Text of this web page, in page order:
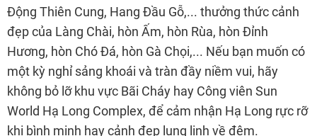
Động Thiên Cung, Hang Đầu Gỗ,... thưởng thức cảnh
đẹp của Làng Chài, hòn Ấm, hòn Rùa, hòn Đỉnh
Hương, hòn Chó Đá, hòn Gà Chọi,... Nếu bạn muốn có
một kỳ nghỉ sảng khoái và tràn đầy niềm vui, hãy
không bỏ lỡ khu vực Bãi Cháy hay Công viên Sun
World Hạ Long Complex, để cảm nhận Hạ Long rực rỡ
khi bình minh hay cảnh đẹp lung linh về đêm.